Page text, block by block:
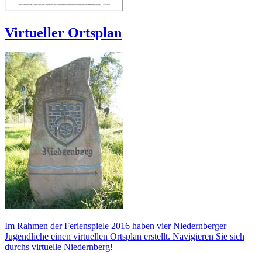
Virtueller Ortsplan
Im Rahmen der Ferienspiele 2016 haben vier Niedernberger
Jugendliche einen virtuellen Ortsplan erstellt. Navigieren Sie sich
durchs virtuelle Niedernberg!